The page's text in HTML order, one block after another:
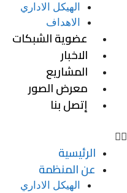
الهيكل الاداري
الاهداف
عضوية الشبكات
الاخبار
المشاريع
معرض الصور
إتصل بنا
الرئيسية
عن المنظمة
الهيكل الاداري